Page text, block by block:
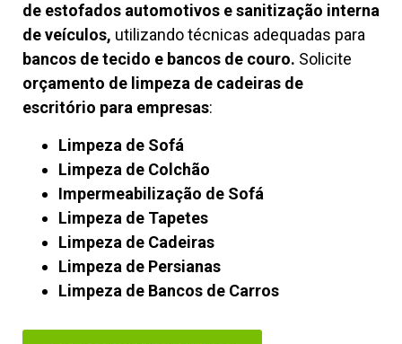
de estofados automotivos e sanitização interna
de veículos, utilizando técnicas adequadas para
bancos de tecido e bancos de couro. Solicite
orçamento de limpeza de cadeiras de
escritório para empresas:
Limpeza de Sofá
Limpeza de Colchão
Impermeabilização de Sofá
Limpeza de Tapetes
Limpeza de Cadeiras
Limpeza de Persianas
Limpeza de Bancos de Carros